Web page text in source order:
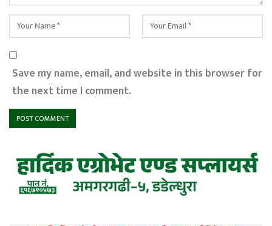
Save my name, email, and website in this browser for
the next time I comment.